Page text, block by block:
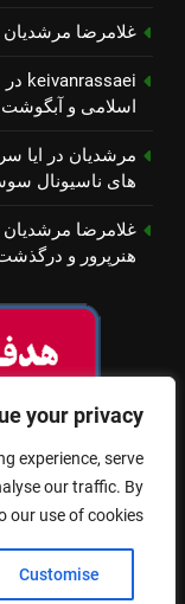
your privacy
experience, serve
our traffic. By
our use of cookies.
Customise
غلامرضا مرشدیان
keivanrassaei در
اسلامی و
مرشدیان در ایا
های ناسیونال
غلامرضا مرشدیان
هنرپرور و